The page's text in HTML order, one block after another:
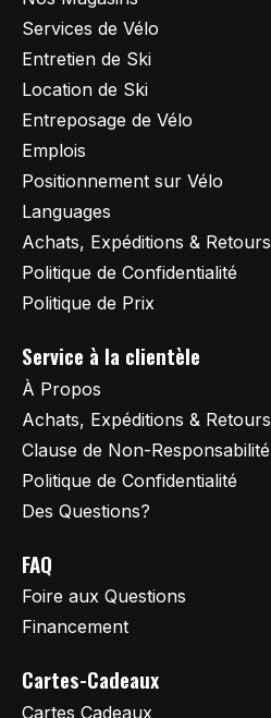
Services de Vélo
Entretien de Ski
Location de Ski
Entreposage de Vélo
Emplois
Positionnement sur Vélo
Languages
Achats, Expéditions & Retours
Politique de Confidentialité
Politique de Prix
Service à la clientèle
À Propos
Achats, Expéditions & Retours
Clause de Non-Responsabilité
Politique de Confidentialité
Des Questions?
FAQ
Foire aux Questions
Financement
Cartes-Cadeaux
Cartes Cadeaux